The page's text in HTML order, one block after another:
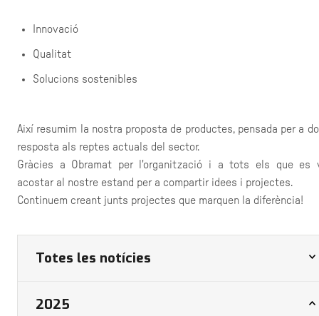
Innovació
Qualitat
Solucions sostenibles
Així resumim la nostra proposta de productes, pensada per a
resposta als reptes actuals del sector.
Gràcies a Obramat per l'organització i a tots els que es
acostar al nostre estand per a compartir idees i projectes.
Continuem creant junts projectes que marquen la diferència!
Totes les notícies
2025